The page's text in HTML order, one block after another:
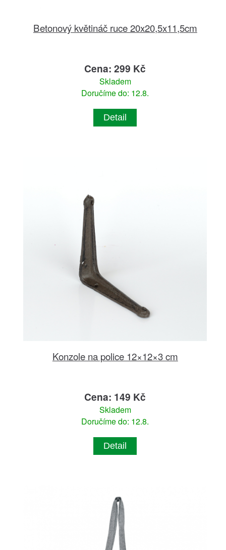
Betonový květináč ruce 20x20,5x11,5cm
Cena: 299 Kč
Skladem
Doručíme do: 12.8.
Detail
Konzole na police 12×12×3 cm
Cena: 149 Kč
Skladem
Doručíme do: 12.8.
Detail